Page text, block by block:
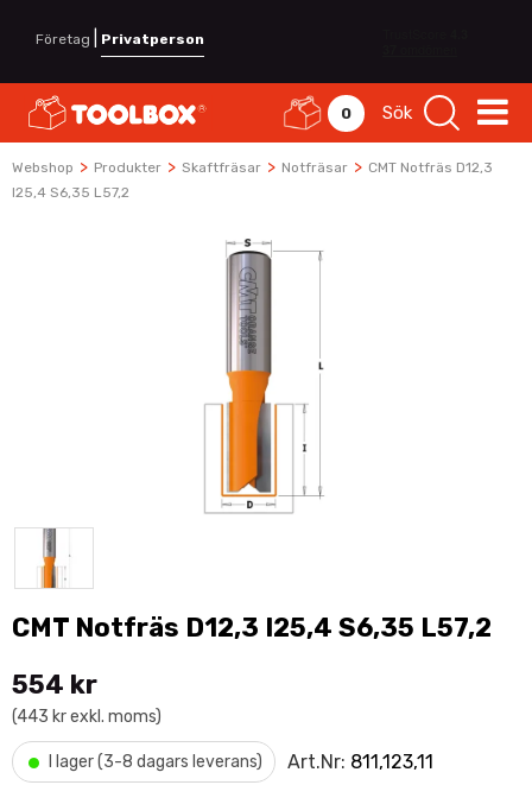
Företag Privatperson
0 Sök
Webshop > Produkter > Skaftfräsar > Notfräsar > CMT Notfräs D12,3
I25,4 S6,35 L57,2
CMT Notfräs D12,3 I25,4 S6,35 L57,2
554 kr
(443 kr exkl. moms)
• I lager (3-8 dagars leverans) Art.Nr: 811,123,11